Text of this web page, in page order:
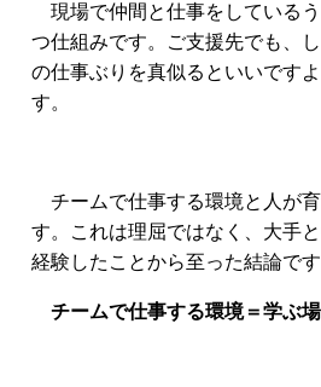
現場で仲間と仕事をしている
つ仕組みです。ご支援先でも、
の仕事ぶりを真似るといいです
す。
チームで仕事する環境と人が
す。これは理屈ではなく、大手
経験したことから至った結論です
チームで仕事する環境＝学ぶ